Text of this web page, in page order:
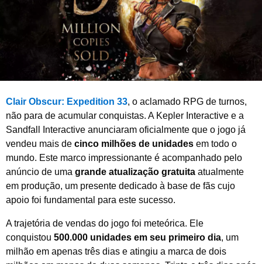
Clair Obscur: Expedition 33, o aclamado RPG de turnos,
não para de acumular conquistas. A Kepler Interactive e a
Sandfall Interactive anunciaram oficialmente que o jogo já
vendeu mais de cinco milhões de unidades em todo o
mundo. Este marco impressionante é acompanhado pelo
anúncio de uma grande atualização gratuita atualmente
em produção, um presente dedicado à base de fãs cujo
apoio foi fundamental para este sucesso.
A trajetória de vendas do jogo foi meteórica. Ele
conquistou 500.000 unidades em seu primeiro dia, um
milhão em apenas três dias e atingiu a marca de dois